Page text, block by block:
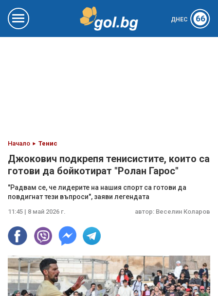
ДНЕС 66
Начало Тенис
Джокович подкрепя тенисистите, които са
готови да бойкотират "Ролан Гарос"
"Радвам се, че лидерите на нашия спорт са готови да
повдигнат тези въпроси", заяви легендата
11:45 | 8 май 2026 г. автор: Веселин Коларов